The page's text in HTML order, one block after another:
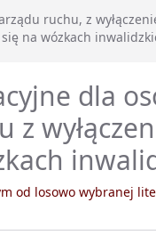
ruchu, z
na wózkach
dla
z
od losowo wybranej